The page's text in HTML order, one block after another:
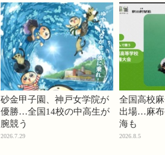
砂金甲子園、神戸女学院が
優勝…全国14校の中高生が
腕競う
2026.7.29
全国高校
出場…麻布
海も
2026.8.5